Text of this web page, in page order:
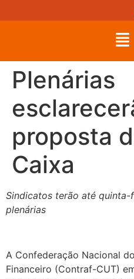
Plenárias
proposta
Caixa
Sindicatos terão até quinta-
plenárias
A Confederação Nacional
Financeiro (Contraf-CUT)